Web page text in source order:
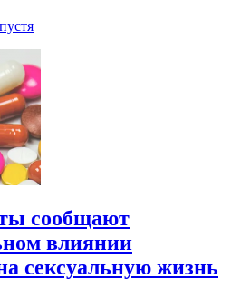
сообщают
влиянии
сексуальную жизнь